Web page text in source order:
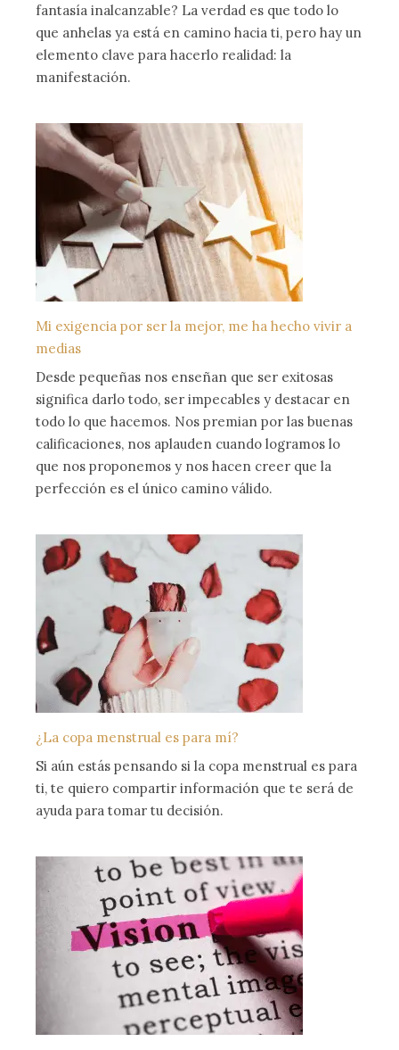
fantasía inalcanzable? La verdad es que todo lo
que anhelas ya está en camino hacia ti, pero hay un
elemento clave para hacerlo realidad: la
manifestación.
Mi exigencia por ser la mejor, me ha hecho vivir a
medias
Desde pequeñas nos enseñan que ser exitosas
significa darlo todo, ser impecables y destacar en
todo lo que hacemos. Nos premian por las buenas
calificaciones, nos aplauden cuando logramos lo
que nos proponemos y nos hacen creer que la
perfección es el único camino válido.
¿La copa menstrual es para mí?
Si aún estás pensando si la copa menstrual es para
ti, te quiero compartir información que te será de
ayuda para tomar tu decisión.